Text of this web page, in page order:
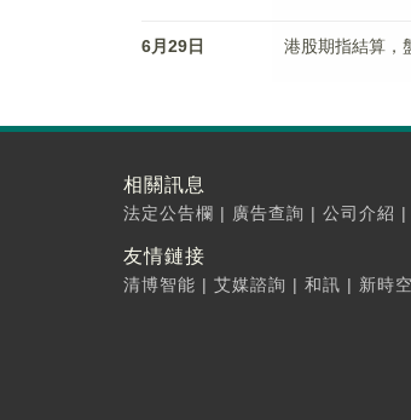
6月29日 港股期指結算，
相關訊息
法定公告欄 | 廣告查詢 | 公司介紹 |
友情鏈接
清博智能 | 艾媒諮詢 | 和訊 | 新時空